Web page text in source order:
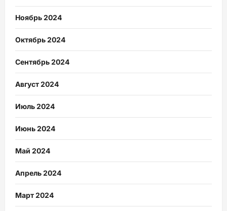
Ноябрь 2024
Октябрь 2024
Сентябрь 2024
Август 2024
Июль 2024
Июнь 2024
Май 2024
Апрель 2024
Март 2024